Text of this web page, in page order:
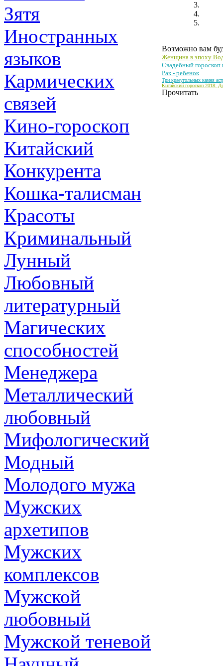
Зятя
Иностранных
языков
Кармических
связей
Кино-гороскоп
Китайский
Конкурента
Кошка-талисман
Красоты
Криминальный
Лунный
Любовный
литературный
Магических
способностей
Менеджера
Металлический
любовный
Мифологический
Модный
Молодого мужа
Мужских
архетипов
Мужских
комплексов
Мужской
любовный
Мужской теневой
Возможно вам
Женщина в эпоху
Свадебный гороскоп
Рак - ребенок
Три краеугольных камня
Китайский гороскоп 2018:
Прочитать